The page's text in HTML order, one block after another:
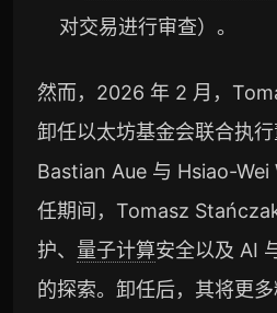
对交易进行审查）。
然而，2026 年 2 月，
卸任以太坊基金会联合执
Bastian Aue 与 Hsiao-Wei
任期间，Tomasz
护、 量子计算安全以及 AI
的探索。卸任后，其将更